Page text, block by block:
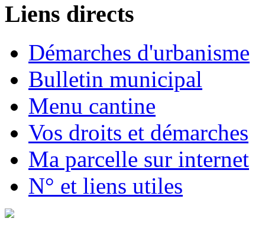
Liens directs
Démarches d'urbanisme
Bulletin municipal
Menu cantine
Vos droits et démarches
Ma parcelle sur internet
N° et liens utiles